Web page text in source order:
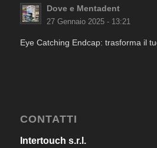
Dove e Mentadent
27 Gennaio 2025 - 13:21
Eye Catching Endcap: trasforma il
CONTATTI
Intertouch s.r.l.